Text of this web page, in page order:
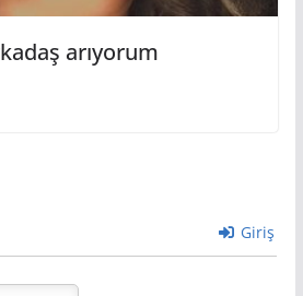
arıyorum
Giriş